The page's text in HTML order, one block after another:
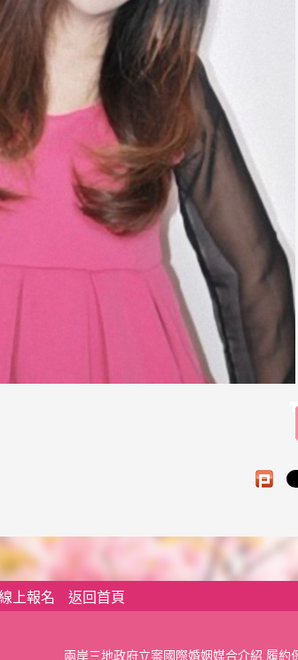
上報名 返回首頁
兩岸三地政府立案國際婚姻媒合介紹 履